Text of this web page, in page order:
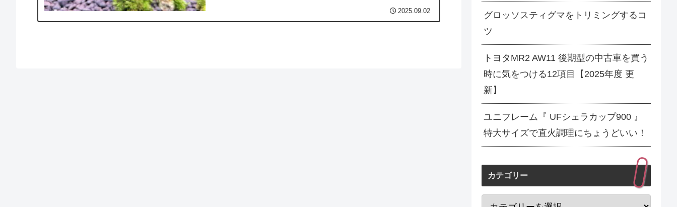
2025.09.02
グロッソスティグマをトリミングするコ
ツ
トヨタMR2 AW11 後期型の中古車を買う
時に気をつける12項目【2025年度 更
新】
ユニフレーム『 UFシェラカップ900 』
特大サイズで直火調理にちょうどいい！
カテゴリー